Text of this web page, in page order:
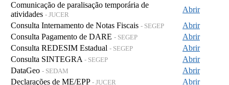
Comunicação de paralisação temporária de
atividades - JUCER
Abrir
Consulta Internamento de Notas Fiscais - SEGEP
Abrir
Consulta Pagamento de DARE - SEGEP
Abrir
Consulta REDESIM Estadual - SEGEP
Abrir
Consulta SINTEGRA - SEGEP
Abrir
DataGeo - SEDAM
Abrir
Declarações de ME/EPP - JUCER Abrir